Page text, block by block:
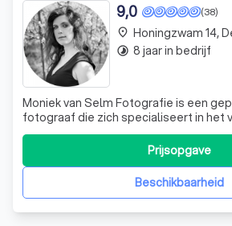
(38)
9,0
Moniek van Selm Fotografie is een
fotograaf die zich specialiseert in het
mooiste momenten in het leven. Met
fotografie en een onstuitbare passie
Moniek prachtige herinneringen door
Of het nu gaat om een brBeschikbaarheid
Prijsopgave
place Honingzwam 14,
timelapse 8 jaar in bedrijf